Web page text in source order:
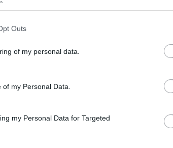
Outs
of my personal data.
my Personal Data.
my Personal Data for Targeted